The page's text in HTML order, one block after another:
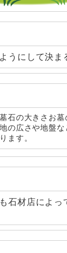
うにして決ま
石の大きさお
の広さや地盤な
ます。
石材店によっ